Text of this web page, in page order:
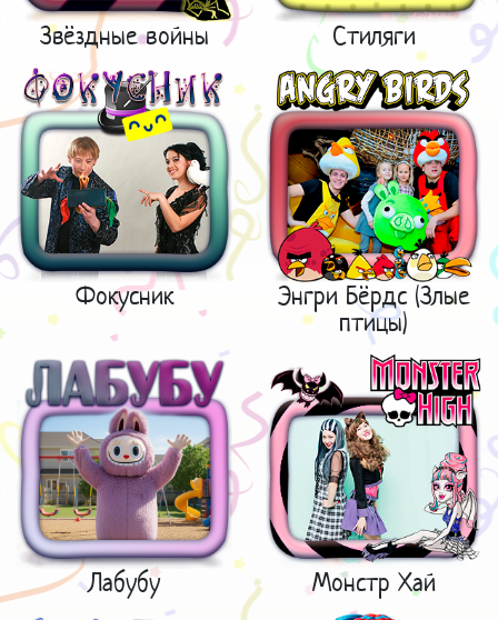
Звёздные войны Стиляги
Фокусник
Энгри Бёрдс (Злые
птицы)
Лабубу Монстр Хай